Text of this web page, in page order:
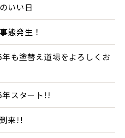
いい日
態発生！
も塗替え道場をよろしくお
年スタート!!
来!!